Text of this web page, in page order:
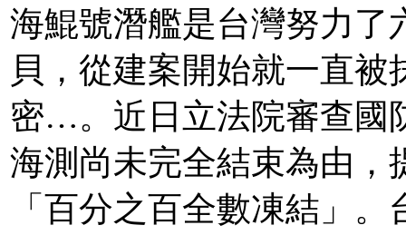
海鯤號潛艦是台灣努力了
貝，從建案開始就一直
密…。近日立法院審查國
海測尚未完全結束為由，
「百分之百全數凍結」